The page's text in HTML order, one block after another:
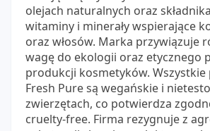
olejach naturalnych oraz
witaminy i minerały wspierające
oraz włosów. Marka przywiązuje
wagę do ekologii oraz etycznego
produkcji kosmetyków.
Fresh Pure są wegańskie i
zwierzętach, co potwierdza
cruelty-free. Firma rezygnuje z